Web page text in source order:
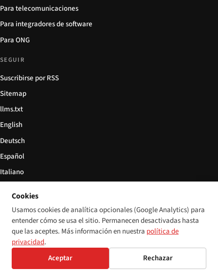
Para telecomunicaciones
Para integradores de software
Para ONG
SEGUIR
Suscribirse por RSS
Sitemap
llms.txt
English
Deutsch
Español
Italiano
© 2026 Disability World. Todos los derechos reservados. Configuración de cookies
DeutschEspañol 简体中文PolskiFrançais
Cookies
Usamos cookies de analítica opcionales (Google Analytics) para
entender cómo se usa el sitio. Permanecen desactivadas hasta
que las aceptes. Más información en nuestra política de
privacidad.
Aceptar
Rechazar